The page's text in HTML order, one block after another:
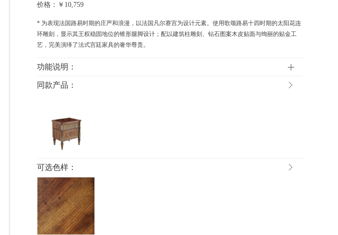
价格：￥10,759
* 为表现法国路易时期的庄严和浪漫，以法国凡尔赛宫为设计元素。使用歌颂路易十四时期的太阳花连
环雕刻，显示其王权稳固地位的锥形腿脚设计；配以建筑柱雕刻、钻石图案木皮贴面与绚丽的贴金工
艺，完美演绎了法式宫廷家具的奢华尊贵。
功能说明：
同款产品：
可选色样：